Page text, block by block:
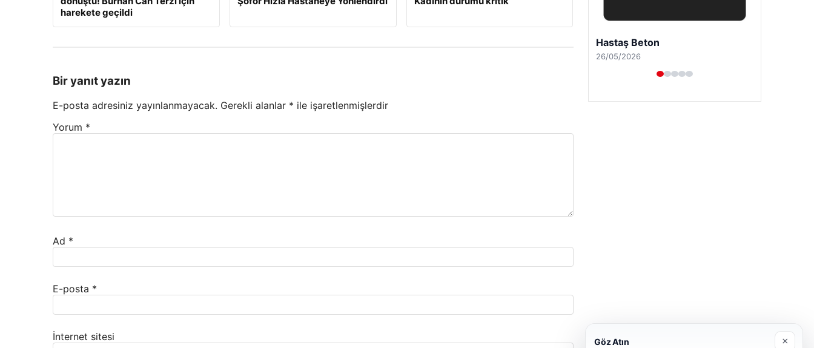
harekete geçildi
Bir yanıt yazın
E-posta adresiniz yayınlanmayacak. Gerekli alanlar * ile işaretlenmişlerdir
Yorum *
Ad *
E-posta *
İnternet sitesi
Enes Kaplan Avukatlık Bürosu
28/04/2026
Göz Atın ×